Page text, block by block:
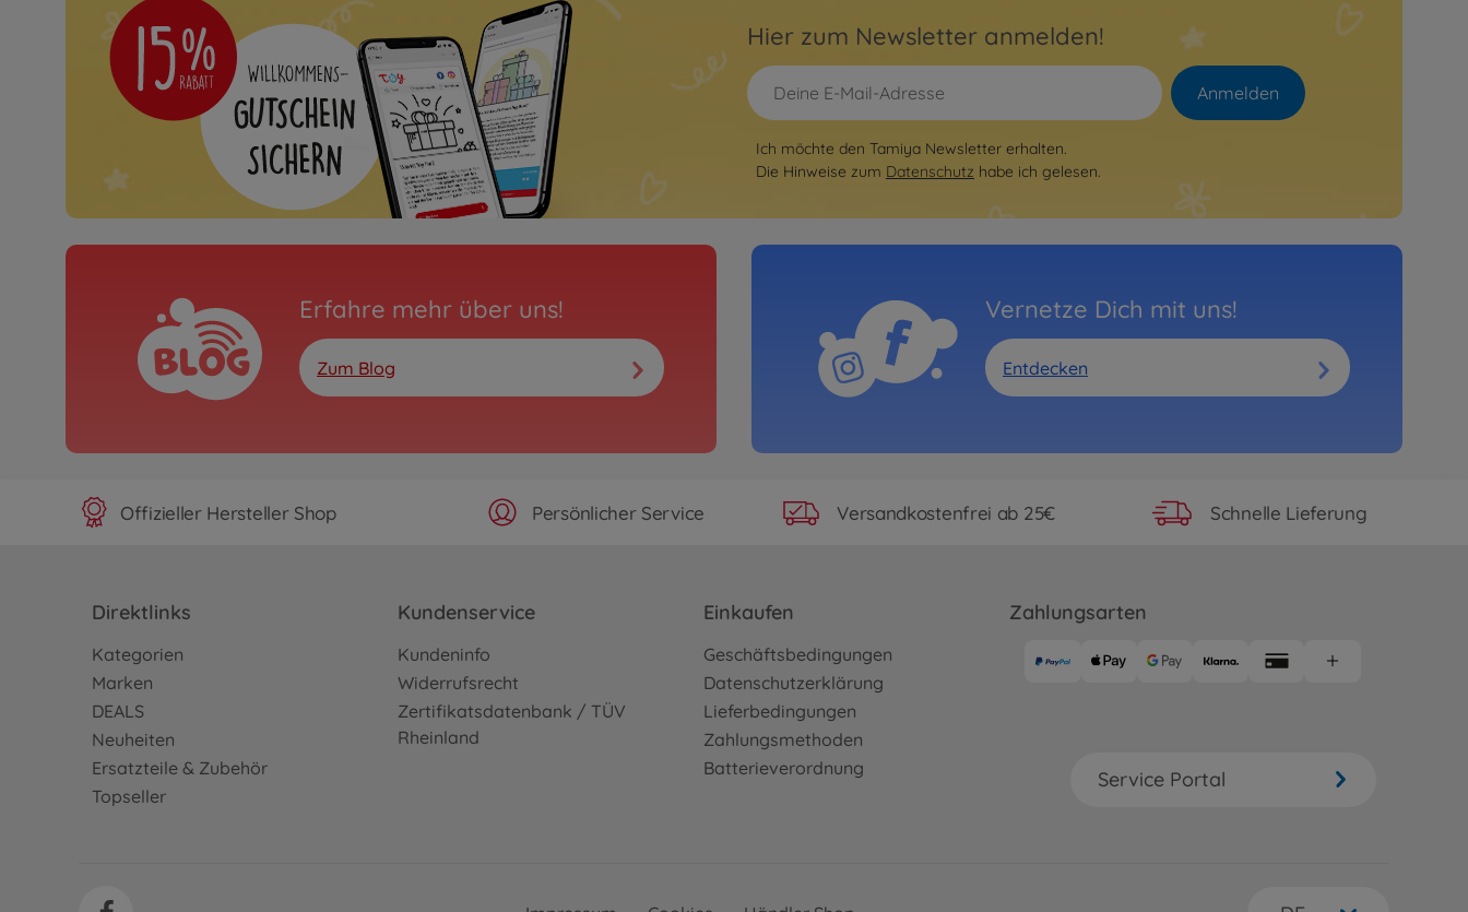
Hier zum Newsletter anmelden!
Anmelden
Ich möchte den Tamiya Newsletter erhalten.
Die Hinweise zum Datenschutz habe ich gelesen.
Erfahre mehr über uns!
Zum Blog
Vernetze Dich mit uns!
Entdecken
Offizieller Hersteller Shop Persönlicher Service Versandkostenfrei ab 25€ Schnelle Lieferung
Direktlinks
Kategorien
Marken
DEALS
Neuheiten
Ersatzteile & Zubehör
Topseller
Kundenservice
Kundeninfo
Widerrufsrecht
Zertifikatsdatenbank / TÜV
Rheinland
Einkaufen
Geschäftsbedingungen
Datenschutzerklärung
Lieferbedingungen
Zahlungsmethoden
Batterieverordnung
Zahlungsarten
Service Portal